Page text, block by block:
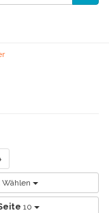
Wählen
10